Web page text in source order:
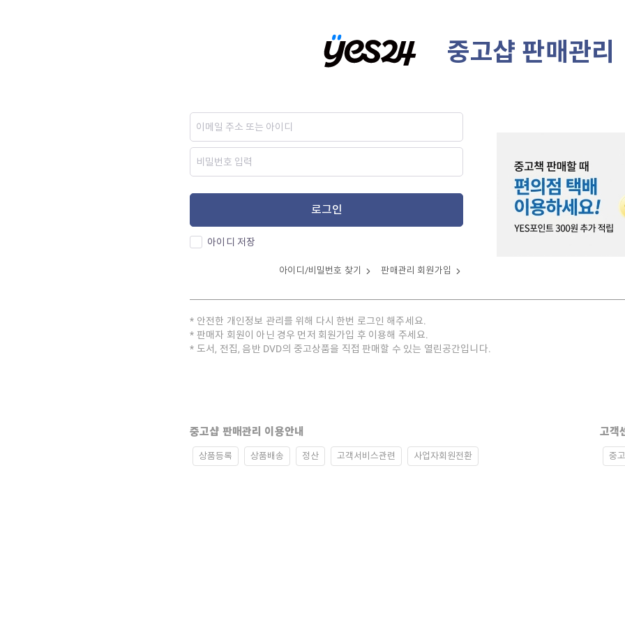
중고샵 판매관리
로그인
아이디 저장
아이디/비밀번호 찾기 판매관리 회원가입
안전한 개인정보 관리를 위해 다시 한번 로그인 해주세요.
판매자 회원이 아닌 경우 먼저 회원가입 후 이용해 주세요.
도서, 전집, 음반 DVD의 중고상품을 직접 판매할 수 있는 열린공간입니다.
중고샵 판매관리 이용안내
상품등록 상품배송 정산 고객서비스관련 사업자회원전환
고객
중